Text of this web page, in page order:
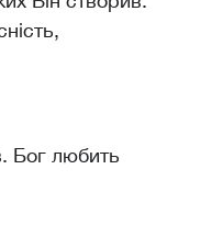
Бог любить